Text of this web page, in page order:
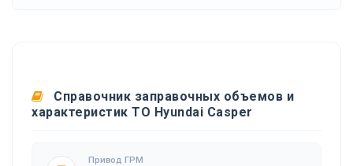
Справочник заправочных объемов и
характеристик ТО Hyundai Casper
Привод ГРМ